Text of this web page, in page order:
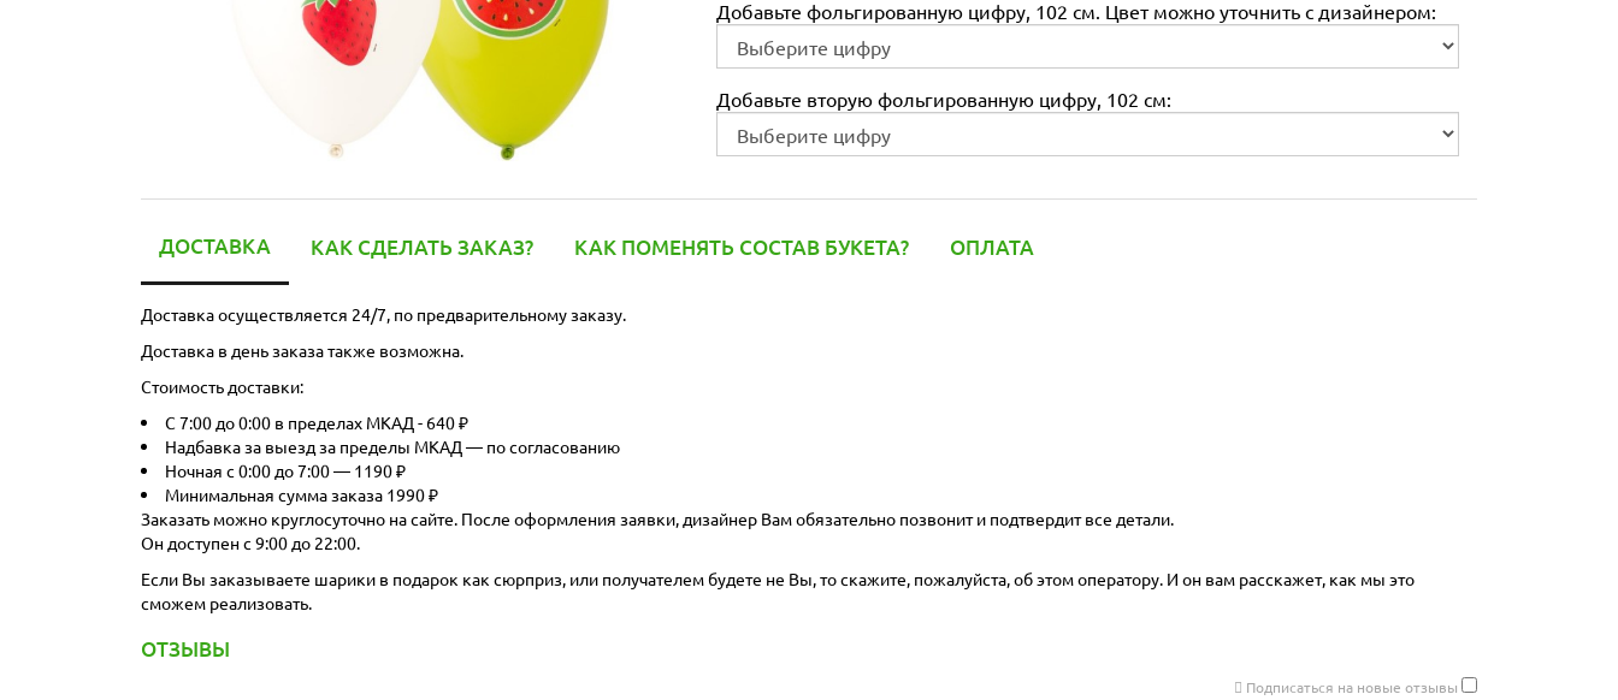
Добавьте фольгированную цифру, 102 см. Цвет можно уточнить с дизайнером:
Добавьте вторую фольгированную цифру, 102 см:
ДОСТАВКА КАК СДЕЛАТЬ ЗАКАЗ? КАК ПОМЕНЯТЬ СОСТАВ БУКЕТА? ОПЛАТА
Доставка осуществляется 24/7, по предварительному заказу.
Доставка в день заказа также возможна.
Стоимость доставки:
С 7:00 до 0:00 в пределах МКАД - 640 ₽
Надбавка за выезд за пределы МКАД — по согласованию
Ночная с 0:00 до 7:00 — 1190 ₽
Минимальная сумма заказа 1990 ₽
Заказать можно круглосуточно на сайте. После оформления заявки, дизайнер Вам обязательно позвонит и подтвердит все детали.
Он доступен с 9:00 до 22:00.
Если Вы заказываете шарики в подарок как сюрприз, или получателем будете не Вы, то скажите, пожалуйста, об этом оператору. И он вам расскажет, как мы это
сможем реализовать.
ОТЗЫВЫ
Подписаться на новые отзывы